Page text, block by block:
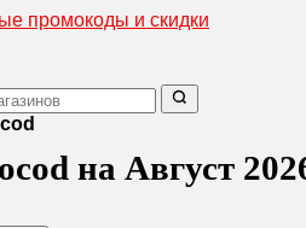
промокоды и скидки
на Август